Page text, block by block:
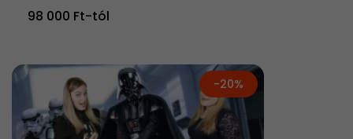
98 000 Ft-tól
-20%